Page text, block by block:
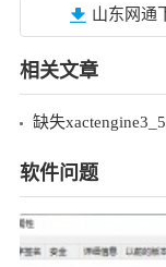
山东网通
相关文章
缺失
软件问题